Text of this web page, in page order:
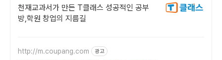
천재교과서가 만든 T클래스 성공적인 공부
방,학원 창업의 지름길
http://m.coupang.com 광고